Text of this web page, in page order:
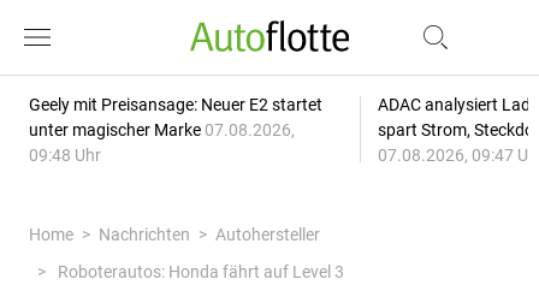
Geely mit Preisansage: Neuer E2 startet
unter magischer Marke 07.08.2026,
09:48 Uhr
ADAC analysiert
spart Strom,
07.08.2026, 09:47
Home Nachrichten
Autohersteller
Roboterautos: Honda fährt auf Level 3